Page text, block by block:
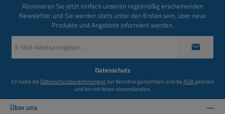
Abonnieren Sie jetzt einfach unseren regelmäßig erscheinenden
Newsletter und Sie werden stets unter den Ersten sein, über neue
Produkte und Angebote informiert werden.
Mail-
Datenschutz
Ich habe die Datenschutzbestimmungenzur Kenntnis genommen und dieAGBgelesen
und bin mit ihnen einverstanden.
Über uns